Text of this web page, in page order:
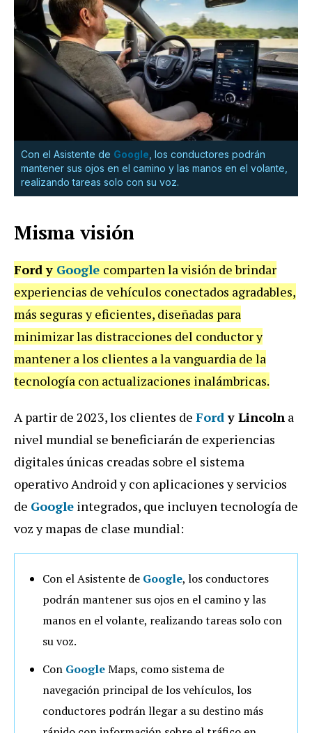
Con el Asistente de Google , los conductores podrán
mantener sus ojos en el camino y las manos en el volante,
realizando tareas solo con su voz.
Misma visión
Ford y Google comparten la visión de brindar
experiencias de vehículos conectados agradables,
más seguras y eficientes, diseñadas para
minimizar las distracciones del conductor y
mantener a los clientes a la vanguardia de la
tecnología con actualizaciones inalámbricas.
A partir de 2023, los clientes de Fordy Lincoln a
nivel mundial se beneficiarán de experiencias
digitales únicas creadas sobre el sistema
operativo Android y con aplicaciones y servicios
de Google integrados, que incluyen tecnología de
voz y mapas de clase mundial:
Con el Asistente de Google, los conductores
podrán mantener sus ojos en el camino y las
manos en el volante, realizando tareas solo con
su voz.
Con GoogleMaps, como sistema de
navegación principal de los vehículos, los
conductores podrán llegar a su destino más